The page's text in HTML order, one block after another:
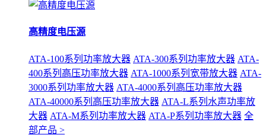
高精度电压源
ATA-100系列功率放大器 ATA-300系列功率放大器 ATA-
400系列高压功率放大器 ATA-1000系列宽带放大器 ATA-
3000系列功率放大器 ATA-4000系列高压功率放大器
ATA-40000系列高压功率放大器 ATA-L系列水声功率放
大器 ATA-M系列功率放大器 ATA-P系列功率放大器 全
部产品 >